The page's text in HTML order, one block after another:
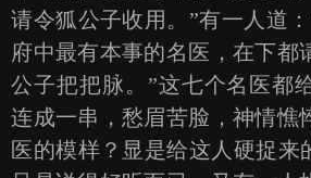
请令狐公子收用。”有一人道
府中最有本事的名医，在下都
公子把把脉。”这七个名医都
连成一串，愁眉苦脸，神情憔
医的模样？显是给这人硬捉来